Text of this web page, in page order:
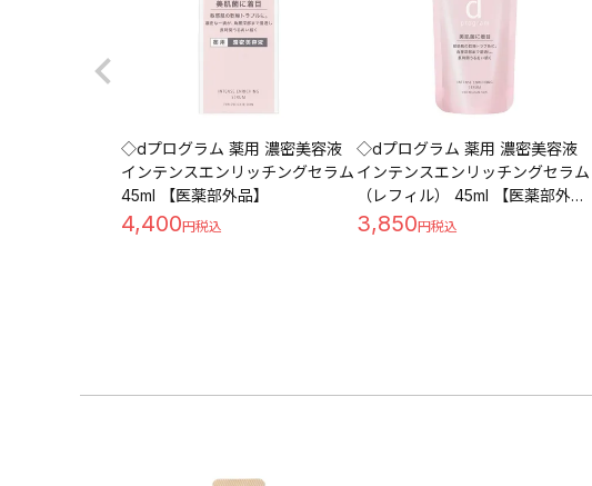
◇dプログラム 薬用 濃密美容液
インテンスエンリッチングセラム
45ml 【医薬部外品】
4,400
◇dプログラム 薬用 濃密美容液
インテンスエンリッチングセラム
（レフィル） 45ml 【医薬部外
品】
3,850